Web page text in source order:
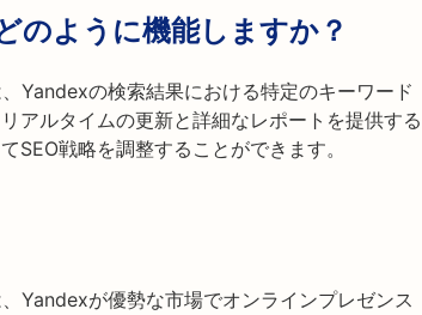
のように機能しますか？
Yandexの検索結果における特定のキーワード
アルタイムの更新と詳細なレポートを提供する
SEO戦略を調整することができます。
Yandexが優勢な市場でオンラインプレゼンス